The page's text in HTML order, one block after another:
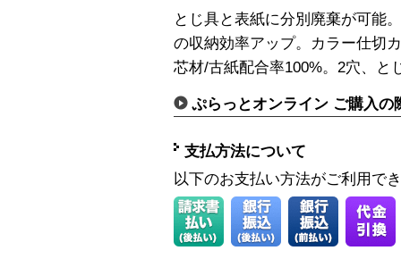
とじ具と表紙に分別廃棄が可能
の収納効率アップ。カラー仕切
芯材/古紙配合率100%。2穴、と
ぷらっとオンライン ご購入の
支払方法について
以下のお支払い方法がご利用で